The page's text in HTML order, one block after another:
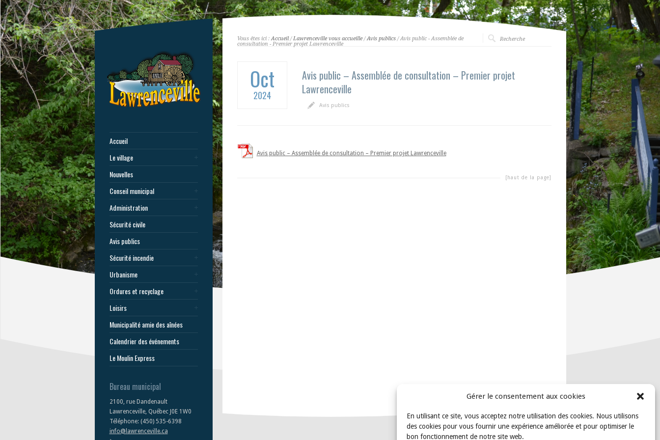
Gérer le consentement aux cookies
En utilisant ce site, vous acceptez notre utilisation des cookies. Nous utilisons
des cookies pour vous fournir une expérience améliorée et pour optimiser le
bon fonctionnement de notre site web.
Accueil
Le village
Nouvelles
Conseil municipal
Administration
Sécurité civile
Avis publics
Sécurité incendie
Urbanisme
Ordures et recyclage
Loisirs
Municipalité amie des aînées
Calendrier des événements
Le Moulin Express
Bureau municipal
2100, rue Dandenault
Lawrenceville, Québec J0E 1W0
Téléphone: (450) 535-6398
info@lawrenceville.ca
Vous êtes ici :Accueil/Lawrenceville vous accueille/Avis publics/ Avis public - Assemblée de
consultation - Premier projet Lawrenceville
Oct
2024
Avis public – Assemblée de consultation – Premier projet
Lawrenceville
Avis publics
Avis public – Assemblée de consultation – Premier projet Lawrenceville
[haut de la page]